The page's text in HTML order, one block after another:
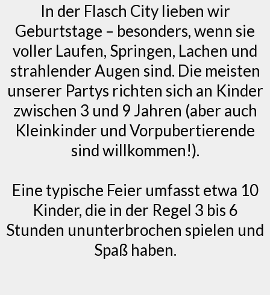
In der Flasch City lieben wir
Geburtstage – besonders, wenn sie
voller Laufen, Springen, Lachen und
strahlender Augen sind. Die meisten
unserer Partys richten sich an Kinder
zwischen 3 und 9 Jahren (aber auch
Kleinkinder und Vorpubertierende
sind willkommen!).
Eine typische Feier umfasst etwa 10
Kinder, die in der Regel 3 bis 6
Stunden ununterbrochen spielen und
Spaß haben.